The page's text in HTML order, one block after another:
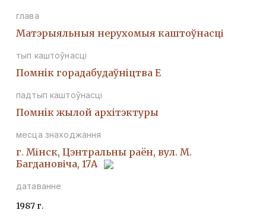
глава
Матэрыяльныя нерухомыя каштоўнасці
тып каштоўнасці
Помнiк горадабудаўнiцтва Е
падтып каштоўнасці
Помнiк жылой архiтэктуры
месца знаходжання
г. Мінск, Цэнтральны раён, вул. М.
Багдановіча, 17А
датаванне
1987 г.